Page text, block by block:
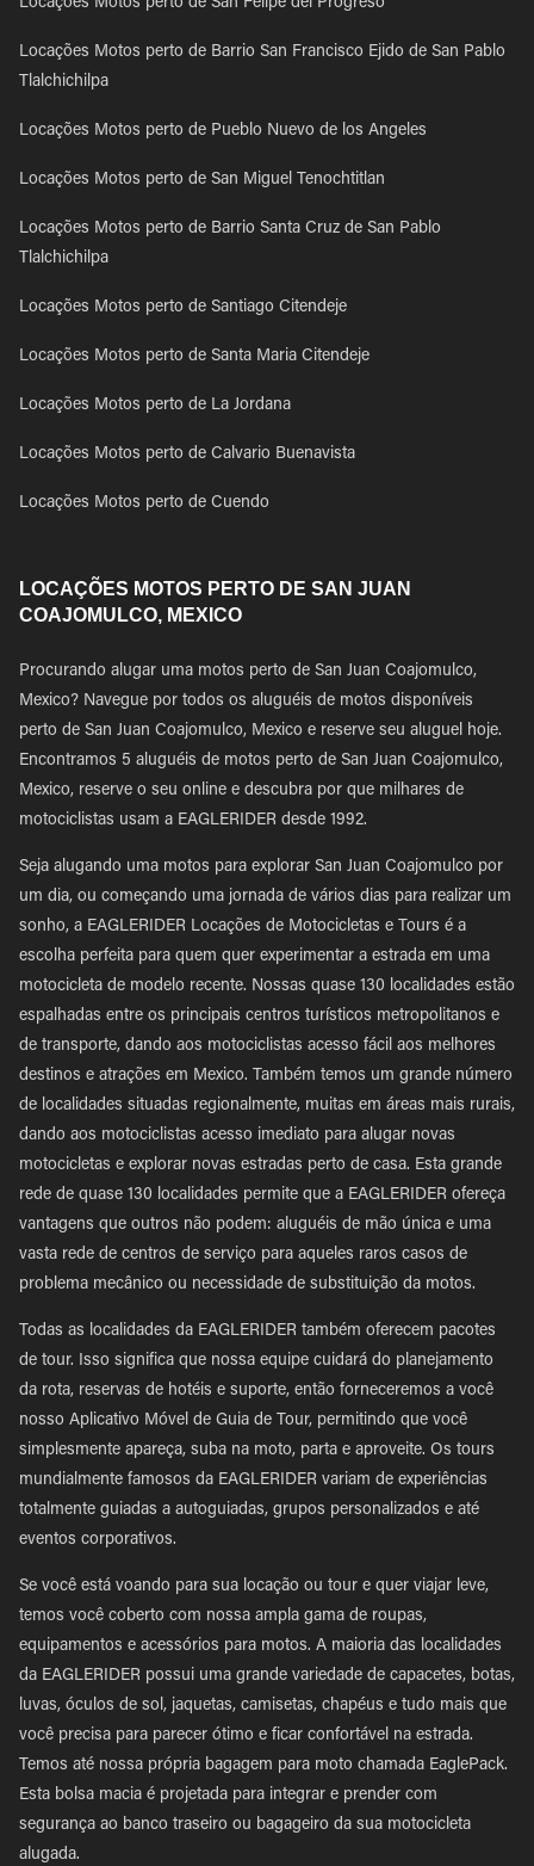
Locações Motos perto de San Felipe del Progreso
Locações Motos perto de Barrio San Francisco Ejido de San Pablo
Tlalchichilpa
Locações Motos perto de Pueblo Nuevo de los Angeles
Locações Motos perto de San Miguel Tenochtitlan
Locações Motos perto de Barrio Santa Cruz de San Pablo
Tlalchichilpa
Locações Motos perto de Santiago Citendeje
Locações Motos perto de Santa Maria Citendeje
Locações Motos perto de La Jordana
Locações Motos perto de Calvario Buenavista
Locações Motos perto de Cuendo
LOCAÇÕES MOTOS PERTO DE SAN JUAN
COAJOMULCO, MEXICO
Procurando alugar uma motos perto de San Juan Coajomulco,
Mexico? Navegue por todos os aluguéis de motos disponíveis
perto de San Juan Coajomulco, Mexico e reserve seu aluguel hoje.
Encontramos 5 aluguéis de motos perto de San Juan Coajomulco,
Mexico, reserve o seu online e descubra por que milhares de
motociclistas usam a EAGLERIDER desde 1992.
Seja alugando uma motos para explorar San Juan Coajomulco por
um dia, ou começando uma jornada de vários dias para realizar um
sonho, a EAGLERIDER Locações de Motocicletas e Tours é a
escolha perfeita para quem quer experimentar a estrada em uma
motocicleta de modelo recente. Nossas quase 130 localidades estão
espalhadas entre os principais centros turísticos metropolitanos e
de transporte, dando aos motociclistas acesso fácil aos melhores
destinos e atrações em Mexico. Também temos um grande número
de localidades situadas regionalmente, muitas em áreas mais rurais,
dando aos motociclistas acesso imediato para alugar novas
motocicletas e explorar novas estradas perto de casa. Esta grande
rede de quase 130 localidades permite que a EAGLERIDER ofereça
vantagens que outros não podem: aluguéis de mão única e uma
vasta rede de centros de serviço para aqueles raros casos de
problema mecânico ou necessidade de substituição da motos.
Todas as localidades da EAGLERIDER também oferecem pacotes
de tour. Isso significa que nossa equipe cuidará do planejamento
da rota, reservas de hotéis e suporte, então forneceremos a você
nosso Aplicativo Móvel de Guia de Tour, permitindo que você
simplesmente apareça, suba na moto, parta e aproveite. Os tours
mundialmente famosos da EAGLERIDER variam de experiências
totalmente guiadas a autoguiadas, grupos personalizados e até
eventos corporativos.
Se você está voando para sua locação ou tour e quer viajar leve,
temos você coberto com nossa ampla gama de roupas,
equipamentos e acessórios para motos. A maioria das localidades
da EAGLERIDER possui uma grande variedade de capacetes, botas,
luvas, óculos de sol, jaquetas, camisetas, chapéus e tudo mais que
você precisa para parecer ótimo e ficar confortável na estrada.
Temos até nossa própria bagagem para moto chamada EaglePack.
Esta bolsa macia é projetada para integrar e prender com
segurança ao banco traseiro ou bagageiro da sua motocicleta
alugada.